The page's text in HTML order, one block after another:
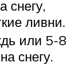
снегу,
ливни.
или 5-8
снегу.